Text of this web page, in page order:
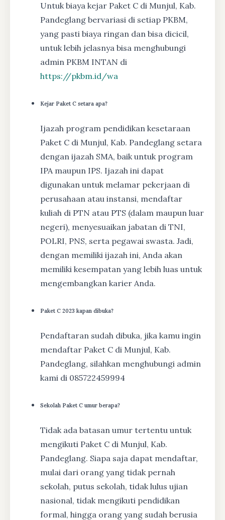
Untuk biaya kejar Paket C di Munjul, Kab.
Pandeglang bervariasi di setiap PKBM,
yang pasti biaya ringan dan bisa dicicil,
untuk lebih jelasnya bisa menghubungi
admin PKBM INTAN di
https://pkbm.id/wa
Kejar Paket C setara apa?
Ijazah program pendidikan kesetaraan
Paket C di Munjul, Kab. Pandeglang setara
dengan ijazah SMA, baik untuk program
IPA maupun IPS. Ijazah ini dapat
digunakan untuk melamar pekerjaan di
perusahaan atau instansi, mendaftar
kuliah di PTN atau PTS (dalam maupun luar
negeri), menyesuaikan jabatan di TNI,
POLRI, PNS, serta pegawai swasta. Jadi,
dengan memiliki ijazah ini, Anda akan
memiliki kesempatan yang lebih luas untuk
mengembangkan karier Anda.
Paket C 2023 kapan dibuka?
Pendaftaran sudah dibuka, jika kamu ingin
mendaftar Paket C di Munjul, Kab.
Pandeglang, silahkan menghubungi admin
kami di 085722459994
Sekolah Paket C umur berapa?
Tidak ada batasan umur tertentu untuk
mengikuti Paket C di Munjul, Kab.
Pandeglang. Siapa saja dapat mendaftar,
mulai dari orang yang tidak pernah
sekolah, putus sekolah, tidak lulus ujian
nasional, tidak mengikuti pendidikan
formal, hingga orang yang sudah berusia